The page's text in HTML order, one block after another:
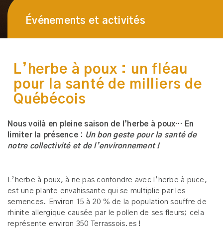
L’herbe à poux : un fléau
pour la santé de milliers de
Québécois
Événements et activités
Nous voilà en pleine saison de l’herbe à poux… En
limiter la présence : Un bon geste pour la santé de
notre collectivité et de l’environnement !
L’herbe à poux, à ne pas confondre avec l’herbe à puce,
est une plante envahissante qui se multiplie par les
semences. Environ 15 à 20 % de la population souffre de
rhinite allergique causée par le pollen de ses fleurs; cela
représente environ 350 Terrassois.es !